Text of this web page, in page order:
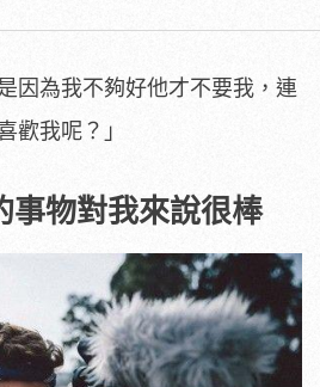
因為我不夠好他才不要我，連
歡我呢？」
事物對我來說很棒